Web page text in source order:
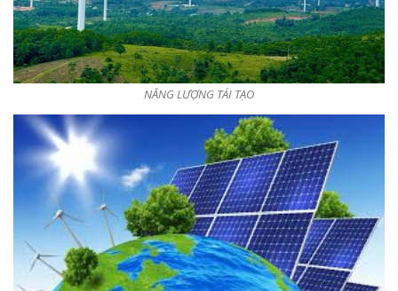
NĂNG LƯỢNG TÁI TẠO